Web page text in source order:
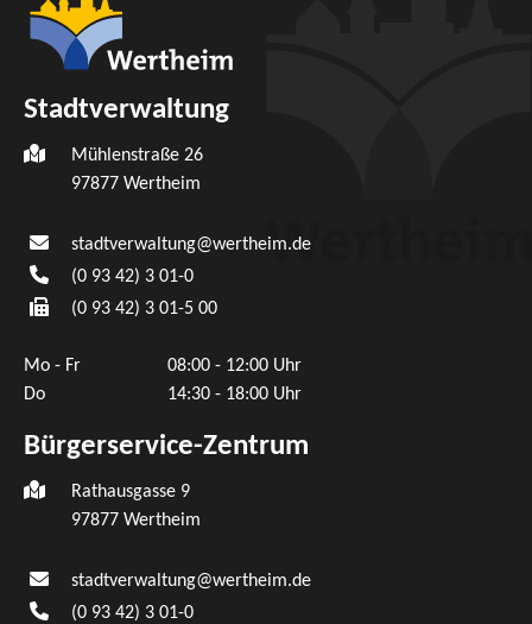
Stadtverwaltung
Mühlenstraße 26
97877 Wertheim
stadtverwaltung@wertheim.de
(0 93 42) 3 01-0
(0 93 42) 3 01-5 00
Mo - Fr
08:00 - 12:00 Uhr
Do
14:30 - 18:00 Uhr
Bürgerservice-Zentrum
Rathausgasse 9
97877 Wertheim
stadtverwaltung@wertheim.de
(0 93 42) 3 01-0